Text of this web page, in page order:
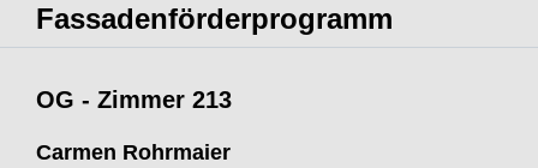
Fassadenförderprogramm
OG - Zimmer 213
Carmen Rohrmaier